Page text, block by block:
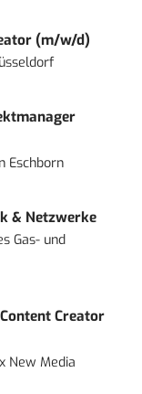
(m/w/d)
Eschborn
& Netzwerke
Gas- und
Creator
New Media